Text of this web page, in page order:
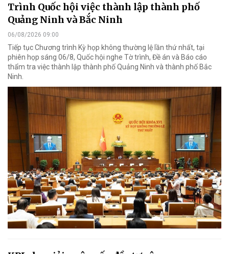
Trình Quốc hội việc thành lập thành phố
Quảng Ninh và Bắc Ninh
06/08/2026 09:00
Tiếp tục Chương trình Kỳ họp không thường lệ lần thứ nhất, tại
phiên họp sáng 06/8, Quốc hội nghe Tờ trình, Đề án và Báo cáo
thẩm tra việc thành lập thành phố Quảng Ninh và thành phố Bắc
Ninh.